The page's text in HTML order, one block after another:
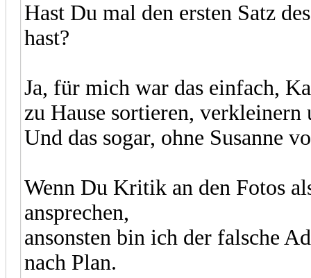
Hast Du mal den ersten Satz
hast?
Ja, für mich war das einfach,
zu Hause sortieren, verkleinern
Und das sogar, ohne Susanne
Wenn Du Kritik an den Fotos
ansprechen,
ansonsten bin ich der falsche
nach Plan.